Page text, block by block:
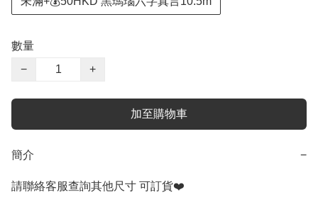
數量
−
+
加至購物車
簡介 −
請聯絡客服查詢其他尺寸 可訂貨❤️